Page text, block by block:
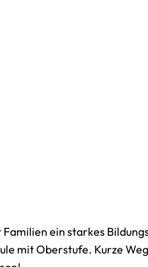
und Schulen
ein starkes
mit Oberstufe. Kurze